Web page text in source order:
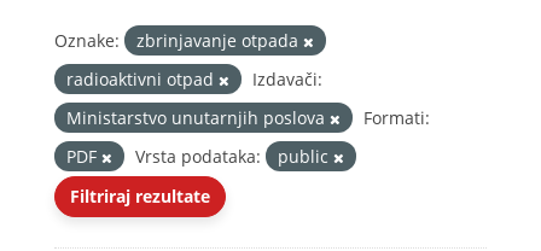
Oznake:
zbrinjavanje otpada
radioaktivni otpad
Izdavači:
Ministarstvo unutarnjih poslova
Formati:
PDF
Vrsta podataka:
public
Filtriraj rezultate